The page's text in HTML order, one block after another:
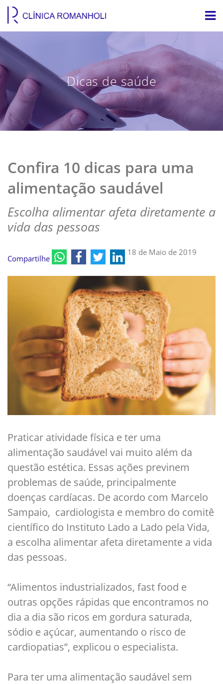
Dicas de saúde
Confira 10 dicas para uma
alimentação saudável
Escolha alimentar afeta diretamente a
vida das pessoas
18 de Maio de 2019
Compartilhe
Praticar atividade física e ter uma
alimentação saudável vai muito além da
questão estética. Essas ações previnem
problemas de saúde, principalmente
doenças cardíacas. De acordo com Marcelo
Sampaio, cardiologista e membro do comitê
científico do Instituto Lado a Lado pela Vida,
a escolha alimentar afeta diretamente a vida
das pessoas.
“Alimentos industrializados, fast food e
outras opções rápidas que encontramos no
dia a dia são ricos em gordura saturada,
sódio e açúcar, aumentando o risco de
cardiopatias”, explicou o especialista.
Para ter uma alimentação saudável sem